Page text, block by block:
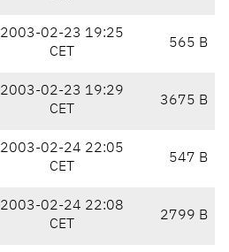
2003-02-23 19:25
CET
565 B
2003-02-23 19:29
CET
3675 B
2003-02-24 22:05
CET
547 B
2003-02-24 22:08
CET
2799 B